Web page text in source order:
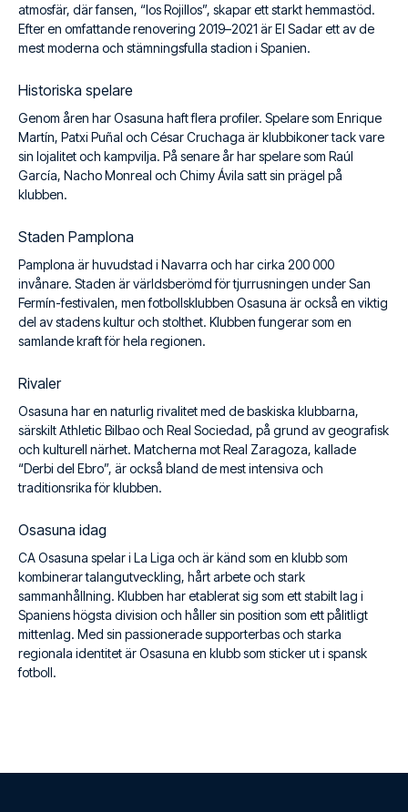
atmosfär, där fansen, “los Rojillos”, skapar ett starkt hemmastöd.
Efter en omfattande renovering 2019–2021 är El Sadar ett av de
mest moderna och stämningsfulla stadion i Spanien.
Historiska spelare
Genom åren har Osasuna haft flera profiler. Spelare som Enrique
Martín, Patxi Puñal och César Cruchaga är klubbikoner tack vare
sin lojalitet och kampvilja. På senare år har spelare som Raúl
García, Nacho Monreal och Chimy Ávila satt sin prägel på
klubben.
Staden Pamplona
Pamplona är huvudstad i Navarra och har cirka 200 000
invånare. Staden är världsberömd för tjurrusningen under San
Fermín-festivalen, men fotbollsklubben Osasuna är också en viktig
del av stadens kultur och stolthet. Klubben fungerar som en
samlande kraft för hela regionen.
Rivaler
Osasuna har en naturlig rivalitet med de baskiska klubbarna,
särskilt Athletic Bilbao och Real Sociedad, på grund av geografisk
och kulturell närhet. Matcherna mot Real Zaragoza, kallade
“Derbi del Ebro”, är också bland de mest intensiva och
traditionsrika för klubben.
Osasuna idag
CA Osasuna spelar i La Liga och är känd som en klubb som
kombinerar talangutveckling, hårt arbete och stark
sammanhållning. Klubben har etablerat sig som ett stabilt lag i
Spaniens högsta division och håller sin position som ett pålitligt
mittenlag. Med sin passionerade supporterbas och starka
regionala identitet är Osasuna en klubb som sticker ut i spansk
fotboll.